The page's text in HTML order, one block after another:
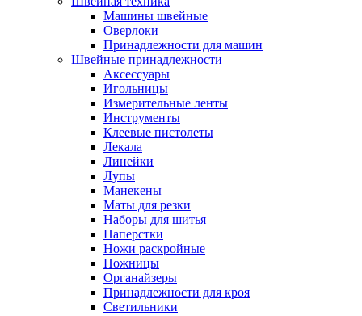
Машины швейные
Оверлоки
Принадлежности для машин
Швейные принадлежности
Аксессуары
Игольницы
Измерительные ленты
Инструменты
Клеевые пистолеты
Лекала
Линейки
Лупы
Манекены
Маты для резки
Наборы для шитья
Наперстки
Ножи раскройные
Ножницы
Органайзеры
Принадлежности для кроя
Светильники